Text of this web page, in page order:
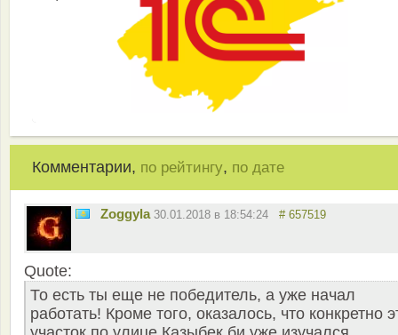
Комментарии, по рейтингу, по дате
Zoggyla 30.01.2018 в 18:54:24 # 657519
Quote:
То есть ты еще не победитель, а уже начал
работать! Кроме того, оказалось, что конкретно